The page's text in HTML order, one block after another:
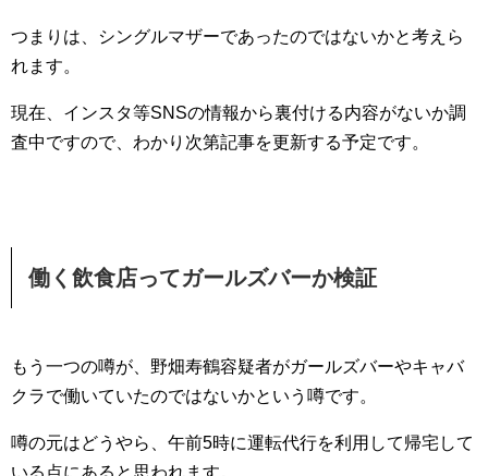
つまりは、シングルマザーであったのではないかと考えら
れます。
現在、インスタ等SNSの情報から裏付ける内容がないか調
査中ですので、わかり次第記事を更新する予定です。
働く飲食店ってガールズバーか検証
もう一つの噂が、野畑寿鶴容疑者がガールズバーやキャバ
クラで働いていたのではないかという噂です。
噂の元はどうやら、午前5時に運転代行を利用して帰宅して
いる点にあると思われます。